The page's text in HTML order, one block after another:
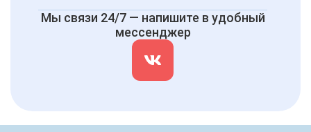
Мы связи 24/7 — напишите в удобный
мессенджер